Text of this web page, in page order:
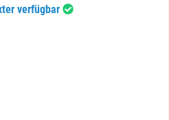
verfügbar